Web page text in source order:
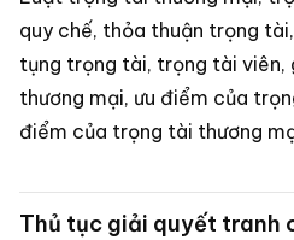
quy chế, thỏa thuận trọng
tụng trọng tài, trọng tài viên,
thương mại, ưu điểm của
điểm của trọng tài thương
Thủ tục giải quyết tranh